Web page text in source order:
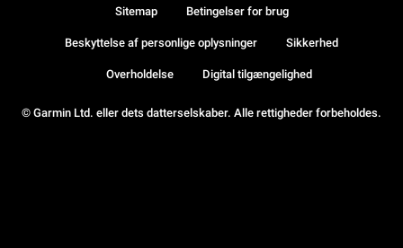
© Garmin Ltd. eller dets datterselskaber. Alle rettigheder forbeholdes.
Sitemap Betingelser for brug
Beskyttelse af personlige oplysninger Sikkerhed
Overholdelse Digital tilgængelighed